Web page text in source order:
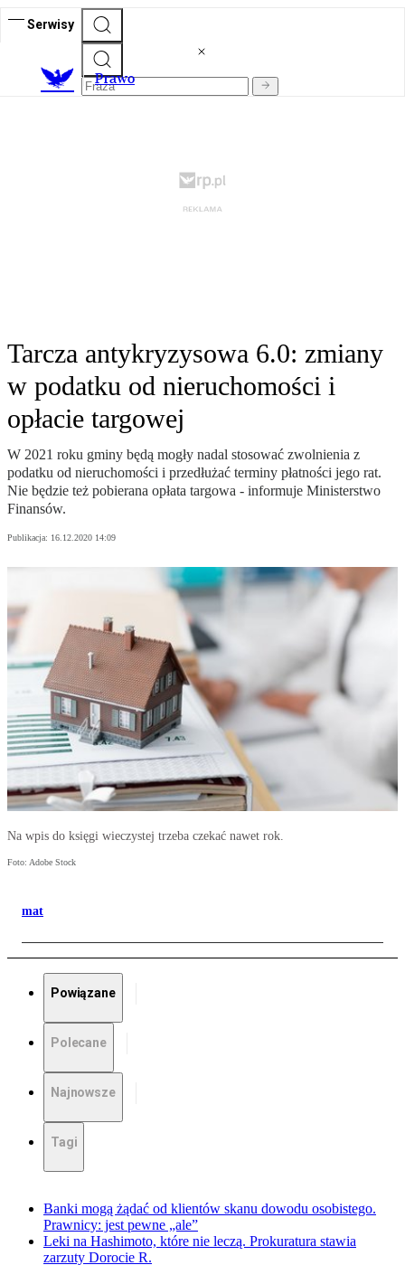
Serwisy
Prawo
Tarcza antykryzysowa 6.0: zmiany
w podatku od nieruchomości i
opłacie targowej
W 2021 roku gminy będą mogły nadal stosować zwolnienia z
podatku od nieruchomości i przedłużać terminy płatności jego rat.
Nie będzie też pobierana opłata targowa - informuje Ministerstwo
Finansów.
Publikacja: 16.12.2020 14:09
Na wpis do księgi wieczystej trzeba czekać nawet rok.
Foto: Adobe Stock
mat
Powiązane
Polecane
Najnowsze
Tagi
Banki mogą żądać od klientów skanu dowodu osobistego.
Prawnicy: jest pewne „ale”
Leki na Hashimoto, które nie leczą. Prokuratura stawia
zarzuty Dorocie R.